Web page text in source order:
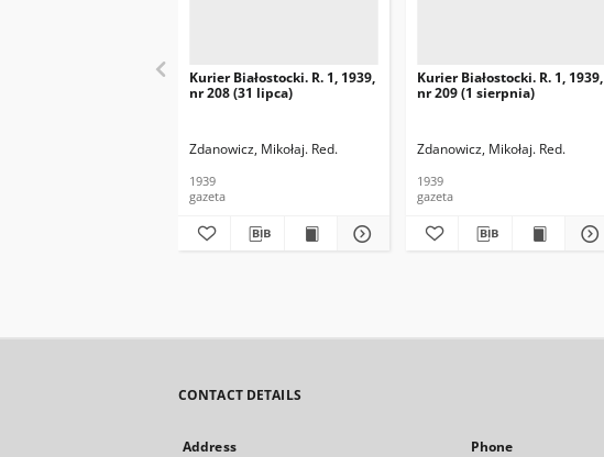
Kurier Białostocki. R. 1, 1939,
nr 208 (31 lipca)
Zdanowicz, Mikołaj. Red.
1939
gazeta
Kurier Białostocki. R. 1, 1939,
nr 209 (1 sierpnia)
Zdanowicz, Mikołaj. Red.
1939
gazeta
CONTACT DETAILS
Address Phone